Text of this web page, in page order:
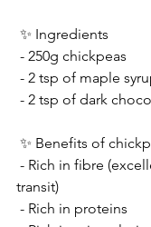
✨ Ingredients
- 250g chickpeas
- 2 tsp of maple
- 2 tsp of dark
✨ Benefits of
transit)
- Rich in proteins